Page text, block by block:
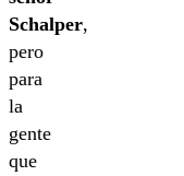
Schalper,
pero
para
la
gente
que